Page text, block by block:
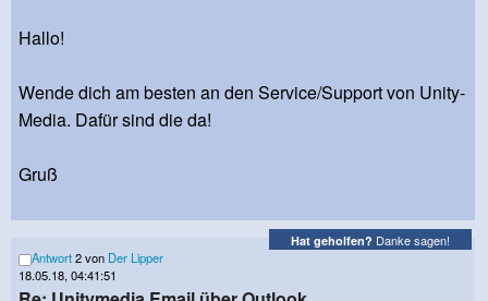
Hallo!
Wende dich am besten an den Service/Support von Unity-
Media. Dafür sind die da!
Gruß
Hat geholfen? Danke sagen!
Antwort2 von Der Lipper
18.05.18, 04:41:51